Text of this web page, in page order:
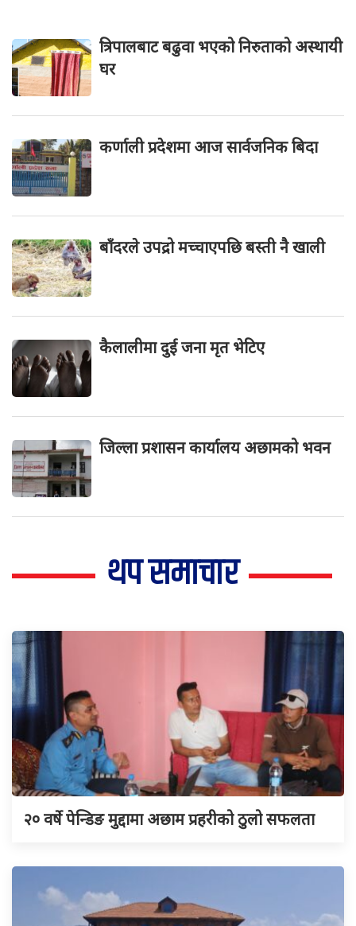
त्रिपालबाट बढुवा भएको निरुताको अस्थायी
घर
कर्णाली प्रदेशमा आज सार्वजनिक बिदा
बाँदरले उपद्रो मच्चाएपछि बस्ती नै खाली
कैलालीमा दुई जना मृत भेटिए
जिल्ला प्रशासन कार्यालय अछामको भवन
थप समाचार
२० वर्षे पेन्डिङ मुद्दामा अछाम प्रहरीको ठुलो सफलता